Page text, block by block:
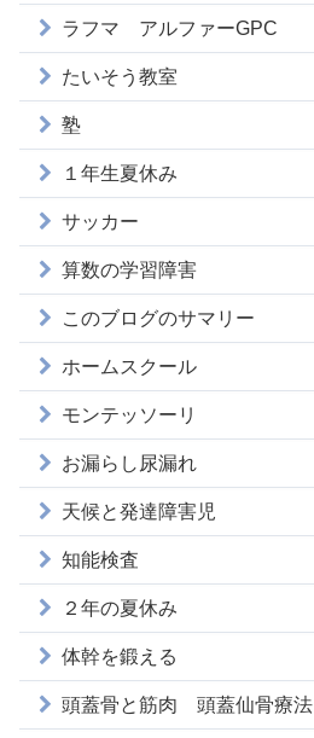
ラフマ アルファーGPC
たいそう教室
塾
１年生夏休み
サッカー
算数の学習障害
このブログのサマリー
ホームスクール
モンテッソーリ
お漏らし尿漏れ
天候と発達障害児
知能検査
２年の夏休み
体幹を鍛える
頭蓋骨と筋肉 頭蓋仙骨療法